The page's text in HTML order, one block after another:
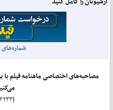
مصاحبه‌های اختصاصی ماهنامه فیلم با